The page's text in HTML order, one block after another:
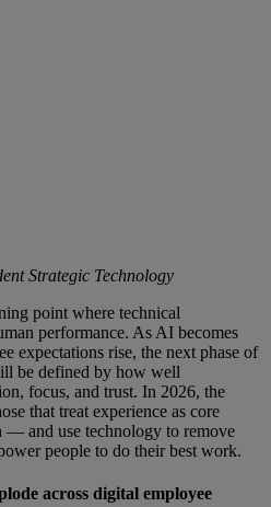
Strategic Technology
point where technical
performance. As AI becomes
expectations rise, the next phase of
be defined by how well
focus, and trust. In 2026, the
that treat experience as core
and use technology to remove
people to do their best work.
across digital employee